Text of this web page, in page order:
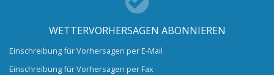
WETTERVORHERSAGEN ABONNIEREN
Einschreibung für Vorhersagen per E-Mail
Einschreibung für Vorhersagen per Fax